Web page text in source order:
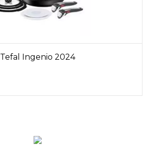
Tefal Ingenio 2024